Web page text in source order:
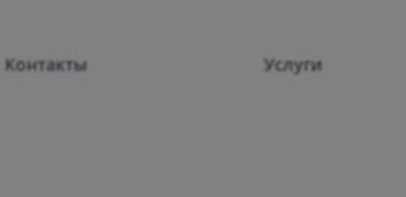
Контакты
Услуги